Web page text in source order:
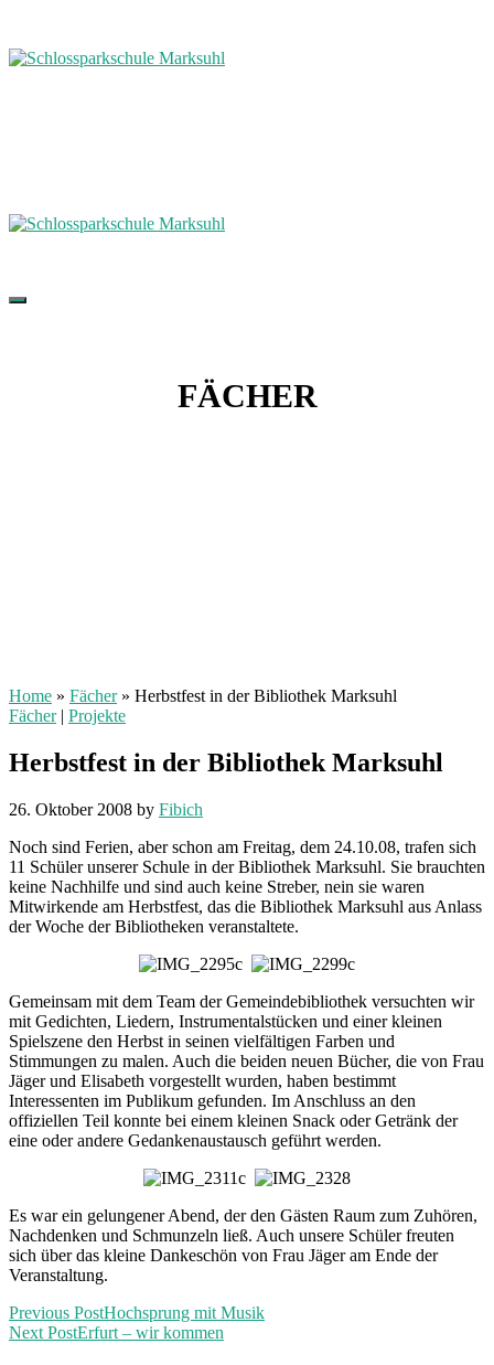
FÄCHER
Home » Fächer » Herbstfest in der Bibliothek Marksuhl
Fächer| Projekte
Herbstfest in der Bibliothek Marksuhl
26. Oktober 2008 by Fibich
Noch sind Ferien, aber schon am Freitag, dem 24.10.08, trafen sich
11 Schüler unserer Schule in der Bibliothek Marksuhl. Sie brauchten
keine Nachhilfe und sind auch keine Streber, nein sie waren
Mitwirkende am Herbstfest, das die Bibliothek Marksuhl aus Anlass
der Woche der Bibliotheken veranstaltete.
Gemeinsam mit dem Team der Gemeindebibliothek versuchten wir
mit Gedichten, Liedern, Instrumentalstücken und einer kleinen
Spielszene den Herbst in seinen vielfältigen Farben und
Stimmungen zu malen. Auch die beiden neuen Bücher, die von Frau
Jäger und Elisabeth vorgestellt wurden, haben bestimmt
Interessenten im Publikum gefunden. Im Anschluss an den
offiziellen Teil konnte bei einem kleinen Snack oder Getränk der
eine oder andere Gedankenaustausch geführt werden.
Es war ein gelungener Abend, der den Gästen Raum zum Zuhören,
Nachdenken und Schmunzeln ließ. Auch unsere Schüler freuten
sich über das kleine Dankeschön von Frau Jäger am Ende der
Veranstaltung.
Previous PostHochsprung mit Musik
Next PostErfurt – wir kommen